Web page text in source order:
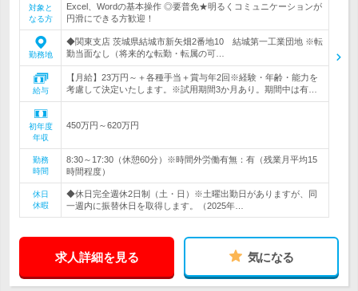
対象と
なる方
Excel、Wordの基本操作 ◎要普免★明るくコミュニケーションが
円滑にできる方歓迎！
勤務地
◆関東支店 茨城県結城市新矢畑2番地10 結城第一工業団地 ※転
勤当面なし（将来的な転勤・転属の可…
給与
【月給】23万円～＋各種手当＋賞与年2回※経験・年齢・能力を
考慮して決定いたします。※試用期間3か月あり。期間中は有…
初年度
年収
450万円～620万円
勤務
時間
8:30～17:30（休憩60分）※時間外労働有無：有（残業月平均15
時間程度）
休日
休暇
◆休日完全週休2日制（土・日）※土曜出勤日がありますが、同
一週内に振替休日を取得します。（2025年…
求人詳細を見る 気になる